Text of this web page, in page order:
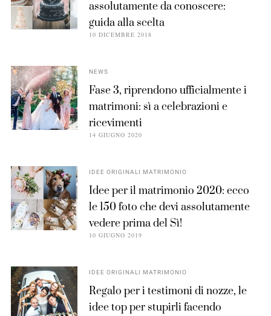
assolutamente da conoscere:
guida alla scelta
10 DICEMBRE 2018
NEWS
Fase 3, riprendono ufficialmente i
matrimoni: sì a celebrazioni e
ricevimenti
14 GIUGNO 2020
IDEE ORIGINALI MATRIMONIO
Idee per il matrimonio 2020: ecco
le 150 foto che devi assolutamente
vedere prima del Sì!
10 GIUGNO 2019
IDEE ORIGINALI MATRIMONIO
Regalo per i testimoni di nozze, le
idee top per stupirli facendo